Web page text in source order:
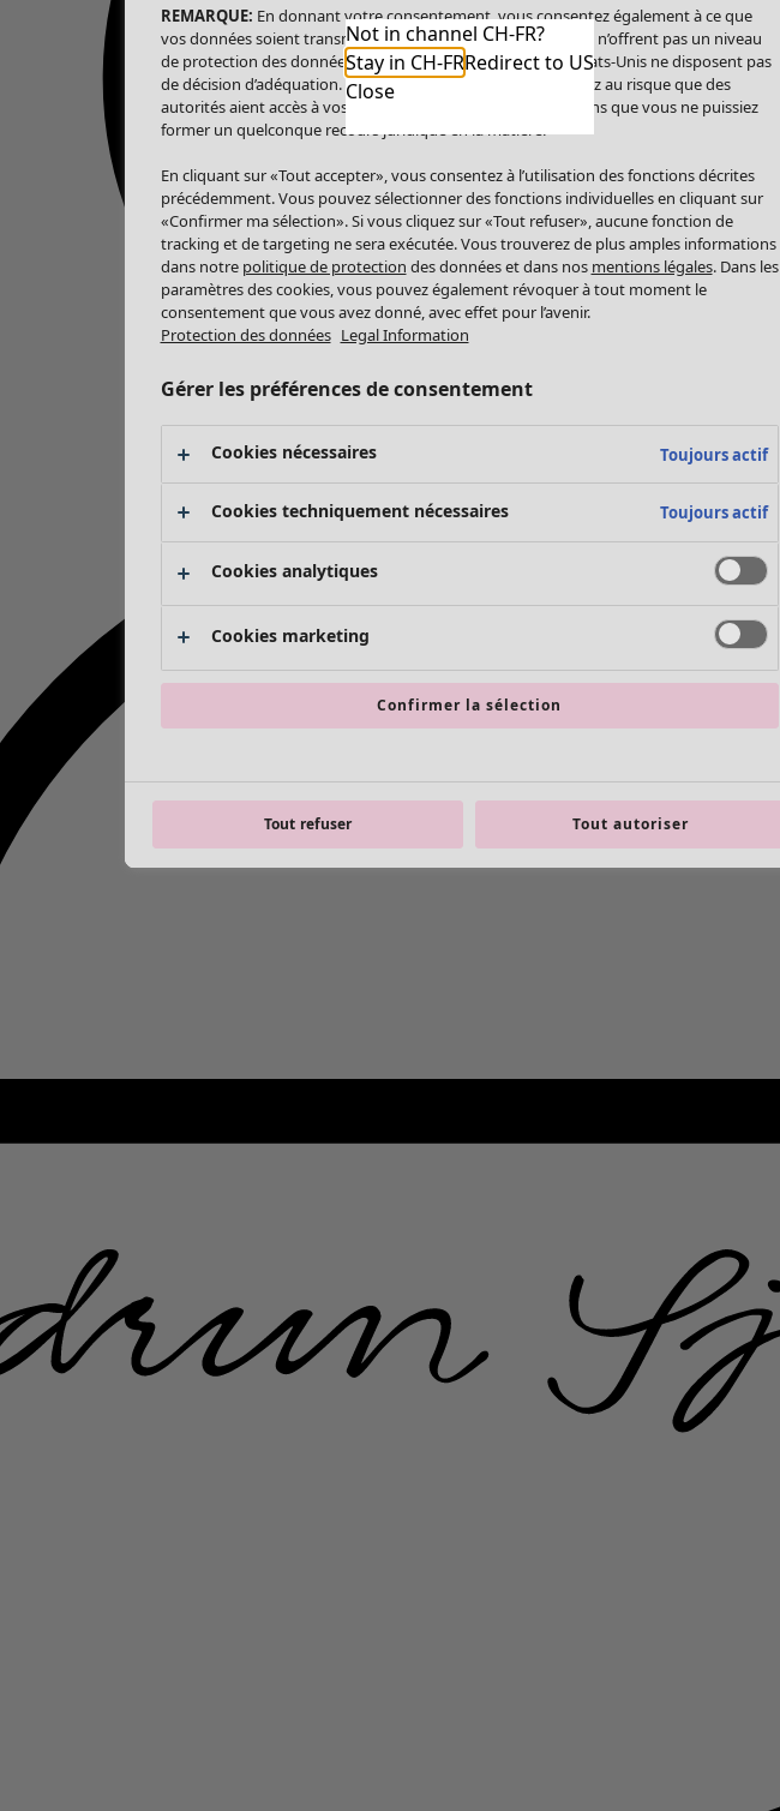
Not in channel CH-FR?
Stay in CH-FRRedirect to US
Close
REMARQUE: En donnant votre consentement, vous consentez également à ce que
vos données soient transmises aux États-Unis. Les États-Unis n’offrent pas un niveau
de protection des données comparable à celui de l’UE. Les États-Unis ne disposent pas
de décision d’adéquation. Par conséquent, vous vous exposez au risque que des
autorités aient accès à vos données à caractère personnel sans que vous ne puissiez
former un quelconque recours juridique en la matière.
En cliquant sur «Tout accepter», vous consentez à l’utilisation des fonctions décrites
précédemment. Vous pouvez sélectionner des fonctions individuelles en cliquant sur
«Confirmer ma sélection». Si vous cliquez sur «Tout refuser», aucune fonction de
tracking et de targeting ne sera exécutée. Vous trouverez de plus amples informations
dans notre politique de protection des données et dans nos mentions légales. Dans les
paramètres des cookies, vous pouvez également révoquer à tout moment le
consentement que vous avez donné, avec effet pour l’avenir.
Protection des données Legal Information
Gérer les préférences de consentement
Cookies nécessaires Toujours actif
Cookies techniquement nécessaires Toujours actif
Cookies analytiques
Cookies marketing
Confirmer la sélection
Tout refuser Tout autoriser